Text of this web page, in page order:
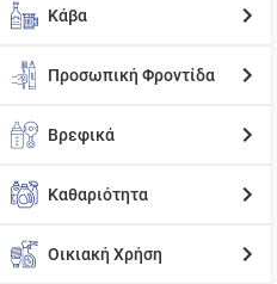
Κάβα
Προσωπική Φροντίδα
Βρεφικά
Καθαριότητα
Οικιακή Χρήση